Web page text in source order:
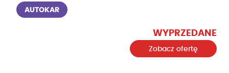
AUTOKAR
WYPRZEDANE
Zobacz ofertę